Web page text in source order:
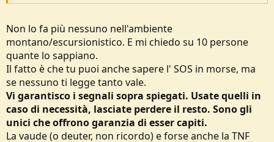
Non lo fa più nessuno nell'ambiente
montano/escursionistico. E mi chiedo su 10 persone
quante lo sappiano.
Il fatto è che tu puoi anche sapere l' SOS in morse, ma
se nessuno ti legge tanto vale.
Vi garantisco i segnali sopra spiegati. Usate quelli in
caso di necessità, lasciate perdere il resto. Sono gli
unici che offrono garanzia di esser capiti.
La vaude (o deuter, non ricordo) e forse anche la TNF